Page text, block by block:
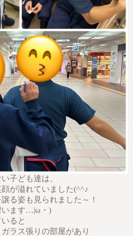
子ども達は、
が溢れていました(^^♪
る姿も見られました～！
います…|ω・)
ると
ラス張りの部屋があり